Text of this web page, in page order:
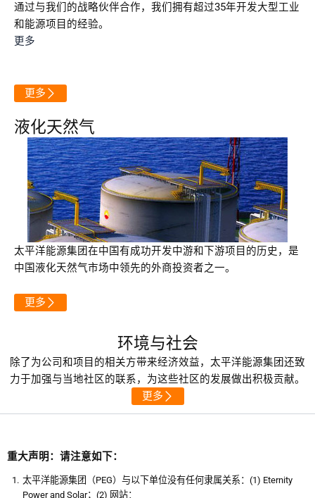
通过与我们的战略伙伴合作，我们拥有超过35年开发大型工业
和能源项目的经验。
更多
更多
液化天然气
太平洋能源集团在中国有成功开发中游和下游项目的历史，是
中国液化天然气市场中领先的外商投资者之一。
更多
环境与社会
除了为公司和项目的相关方带来经济效益，太平洋能源集团还致
力于加强与当地社区的联系，为这些社区的发展做出积极贡献。
更多
重大声明：请注意如下：
太平洋能源集团（PEG）与以下单位没有任何隶属关系：(1) Eternity
Power and Solar；(2) 网站：